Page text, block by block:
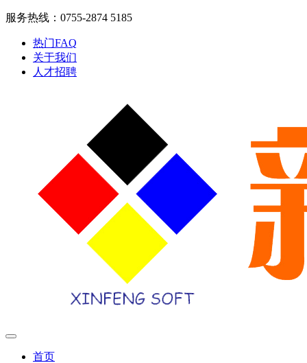
服务热线：0755-2874 5185
热门FAQ
关于我们
人才招聘
首页